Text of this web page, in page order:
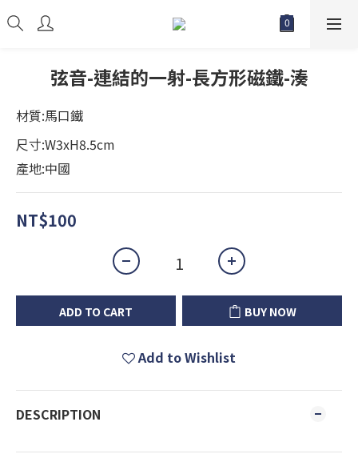
弦音-連結的一射-長方形磁鐵-湊
材質:馬口鐵
尺寸:W3xH8.5cm
產地:中國
NT$100
ADD TO CART BUY NOW
Add to Wishlist
DESCRIPTION